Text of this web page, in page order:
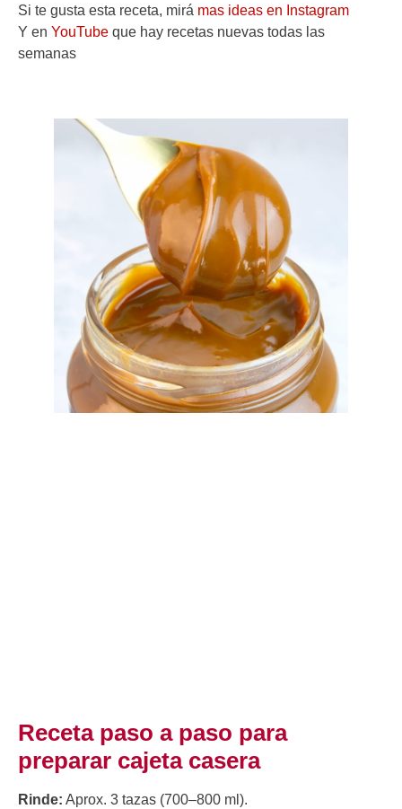
Si te gusta esta receta, mirá mas ideas en Instagram
Y en YouTube que hay recetas nuevas todas las
semanas
Receta paso a paso para
preparar cajeta casera
Rinde: Aprox. 3 tazas (700–800 ml).